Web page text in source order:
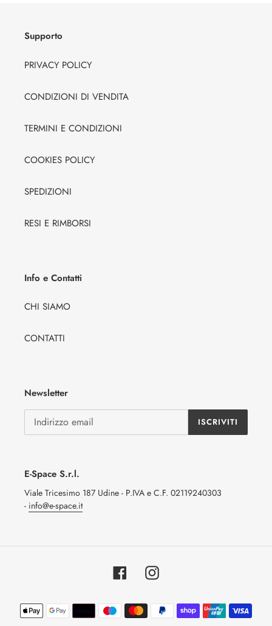
Supporto
PRIVACY POLICY
CONDIZIONI DI VENDITA
TERMINI E CONDIZIONI
COOKIES POLICY
SPEDIZIONI
RESI E RIMBORSI
Info e Contatti
CHI SIAMO
CONTATTI
Newsletter
ISCRIVITI
E-Space S.r.l.
Viale Tricesimo 187 Udine - P.IVA e C.F. 02119240303
- info@e-space.it
FacebookInstagram
Metodi
di